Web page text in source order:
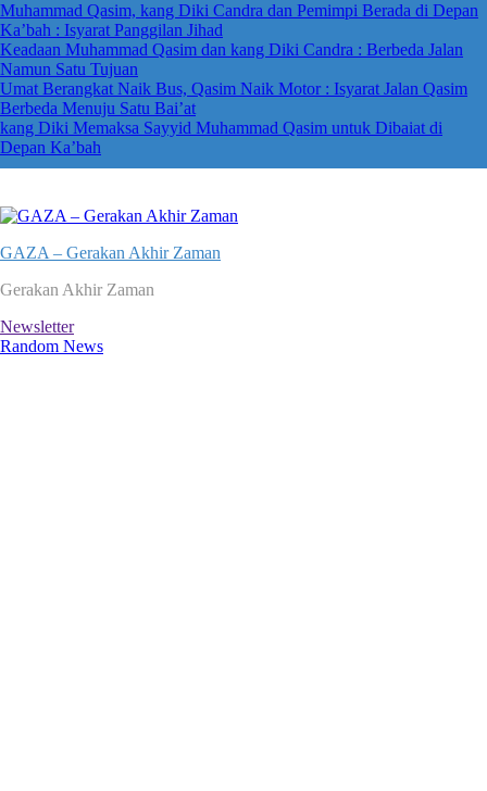
Muhammad Qasim, kang Diki Candra dan Pemimpi Berada di Depan
Ka’bah : Isyarat Panggilan Jihad
Keadaan Muhammad Qasim dan kang Diki Candra : Berbeda Jalan
Namun Satu Tujuan
Umat Berangkat Naik Bus, Qasim Naik Motor : Isyarat Jalan Qasim
Berbeda Menuju Satu Bai’at
kang Diki Memaksa Sayyid Muhammad Qasim untuk Dibaiat di
Depan Ka’bah
GAZA – Gerakan Akhir Zaman
Gerakan Akhir Zaman
Newsletter
Random News